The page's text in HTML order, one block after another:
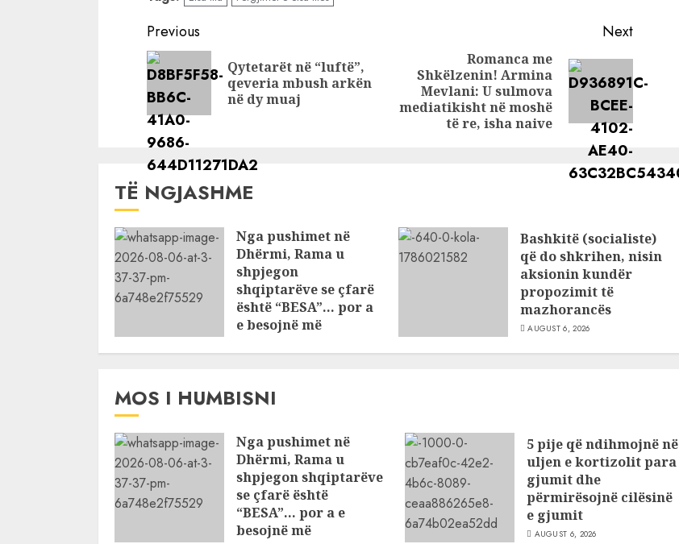
përgjimet që
fundosën
kontrabanduesit
e ilaçeve
Zbardhen
sekretaren e
Ministrisë së
Shëndetësisë: Po
Continue
Reading
Previous
Previous
post:
Qytetarët në “luftë”,
qeveria mbush arkën
në dy muaj
Next
Next
post:
Romanca me
Shkëlzenin! Armina
Mevlani: U sulmova
mediatikisht në moshë
të re, isha naive
TË NGJASHME
Nga pushimet në
Dhërmi, Rama u
shpjegon
shqiptarëve se çfarë
është “BESA”… por a
e besojnë më
Bashkitë (socialiste)
që do shkrihen, nisin
aksionin kundër
propozimit të
mazhorancës
AUGUST 6, 2026
MOS I HUMBISNI
Nga pushimet në
Dhërmi, Rama u
shpjegon shqiptarëve
se çfarë është
“BESA”… por a e
besojnë më
5 pije që ndihmojnë në
uljen e kortizolit para
gjumit dhe
përmirësojnë cilësinë
e gjumit
AUGUST 6, 2026